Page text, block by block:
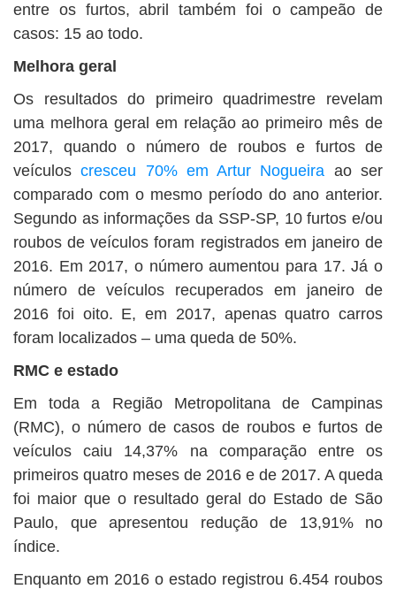
entre os furtos, abril também foi o campeão de
casos: 15 ao todo.
Melhora geral
Os resultados do primeiro quadrimestre revelam
uma melhora geral em relação ao primeiro mês de
2017, quando o número de roubos e furtos de
veículoscresceu 70% em Artur Nogueira ao ser
comparado com o mesmo período do ano anterior.
Segundo as informações da SSP-SP, 10 furtos e/ou
roubos de veículos foram registrados em janeiro de
2016. Em 2017, o número aumentou para 17. Já o
número de veículos recuperados em janeiro de
2016 foi oito. E, em 2017, apenas quatro carros
foram localizados – uma queda de 50%.
RMC e estado
Em toda a Região Metropolitana de Campinas
(RMC), o número de casos de roubos e furtos de
veículos caiu 14,37% na comparação entre os
primeiros quatro meses de 2016 e de 2017. A queda
foi maior que o resultado geral do Estado de São
Paulo, que apresentou redução de 13,91% no
índice.
Enquanto em 2016 o estado registrou 6.454 roubos